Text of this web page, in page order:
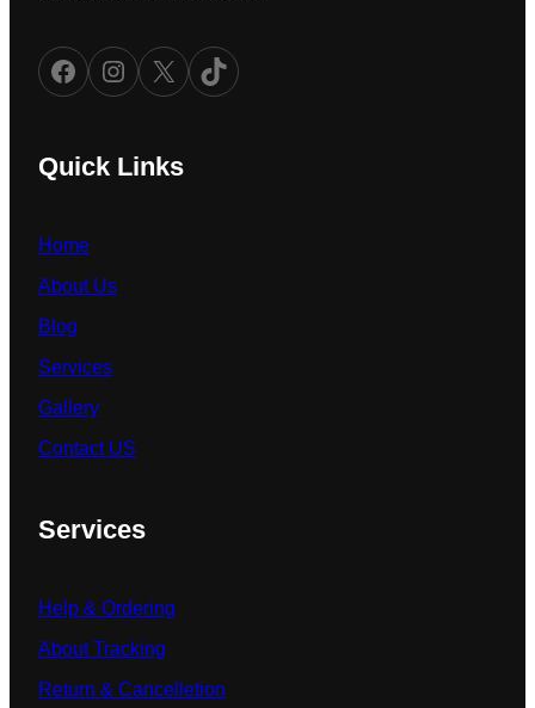
Facebook Instagram X TikTok
Quick Links
Home
About Us
Blog
Services
Gallery
Contact US
Services
Help & Ordering
About Tracking
Return & Cancelletion